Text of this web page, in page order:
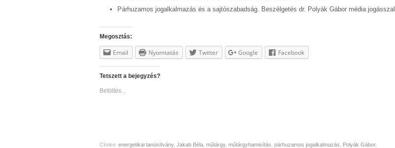
Párhuzamos jogalkalmazás és a sajtószabadság. Beszélgetés dr. Polyák Gábor média jogásszal
Megosztás:
Email Nyomtatás Twitter Google Facebook
Tetszett a bejegyzés?
Betöltés...
Címke: energetikai tanúsítvány, Jakab Béla műtárgy, műtárgyhamisítás párhuzamos jogalkalmazás Polyák Gábor,